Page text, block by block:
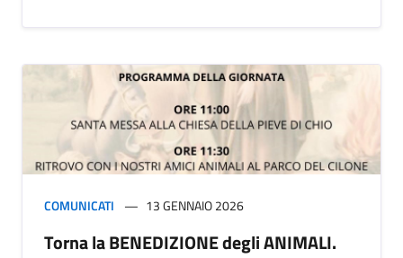
COMUNICATI 13 GENNAIO 2026
Torna la BENEDIZIONE degli ANIMALI.